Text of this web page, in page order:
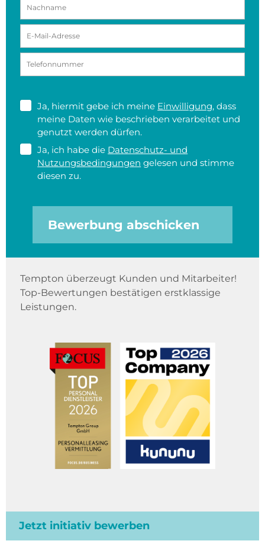
Ja, hiermit gebe ich meine Einwilligung, dass
meine Daten wie beschrieben verarbeitet und
genutzt werden dürfen.
Ja, ich habe die Datenschutz- und
Nutzungsbedingungen gelesen und stimme
diesen zu.
Bewerbung abschicken
Tempton überzeugt Kunden und Mitarbeiter!
Top-Bewertungen bestätigen erstklassige
Leistungen.
Jetzt initiativ bewerben